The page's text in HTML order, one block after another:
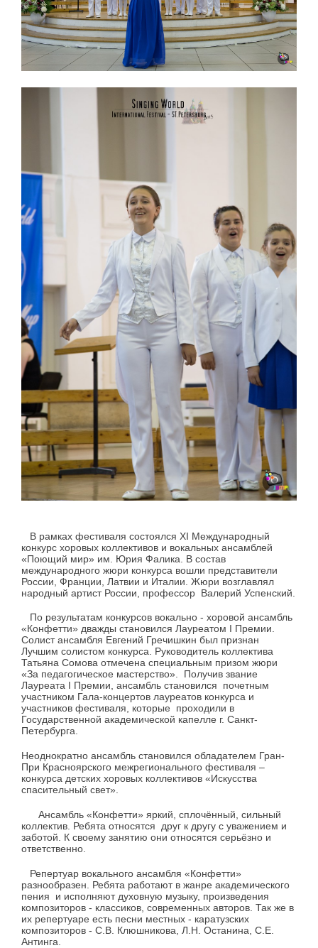
В рамках фестиваля состоялся XI Международный
конкурс хоровых коллективов и вокальных ансамблей
«Поющий мир» им. Юрия Фалика. В состав
международного жюри конкурса вошли представители
России, Франции, Латвии и Италии. Жюри возглавлял
народный артист России, профессор Валерий Успенский.
По результатам конкурсов вокально - хоровой ансамбль
«Конфетти» дважды становился Лауреатом I Премии.
Солист ансамбля Евгений Гречишкин был признан
Лучшим солистом конкурса. Руководитель коллектива
Татьяна Сомова отмечена специальным призом жюри
«За педагогическое мастерство». Получив звание
Лауреата I Премии, ансамбль становился почетным
участником Гала-концертов лауреатов конкурса и
участников фестиваля, которые проходили в
Государственной академической капелле г. Санкт-
Петербурга.
Неоднократно ансамбль становился обладателем Гран-
При Красноярского межрегионального фестиваля –
конкурса детских хоровых коллективов «Искусства
спасительный свет».
Ансамбль «Конфетти» яркий, сплочённый, сильный
коллектив. Ребята относятся друг к другу с уважением и
заботой. К своему занятию они относятся серьёзно и
ответственно.
Репертуар вокального ансамбля «Конфетти»
разнообразен. Ребята работают в жанре академического
пения и исполняют духовную музыку, произведения
композиторов - классиков, современных авторов. Так же в
их репертуаре есть песни местных - каратузских
композиторов - С.В. Клюшникова, Л.Н. Останина, С.Е.
Антинга.